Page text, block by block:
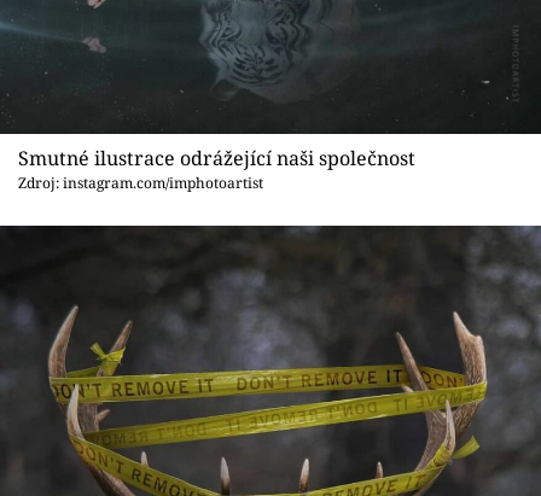
Smutné ilustrace odrážející naši společnost
Zdroj: instagram.com/imphotoartist